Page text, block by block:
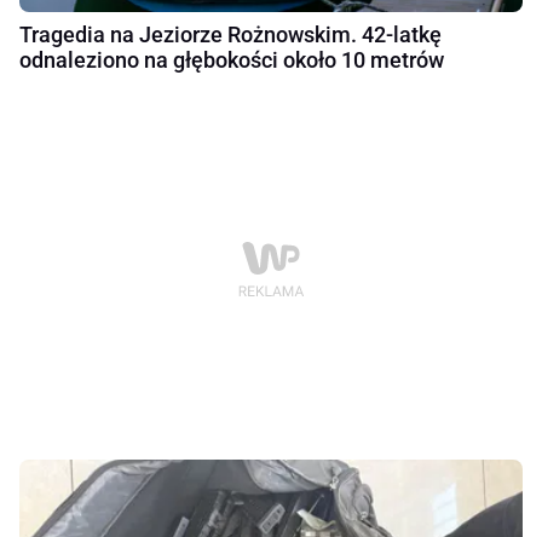
Tragedia na Jeziorze Rożnowskim. 42-latkę
odnaleziono na głębokości około 10 metrów